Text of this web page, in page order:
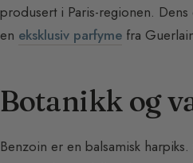
produsert i Paris-regionen.
en eksklusiv parfyme fra
Botanikk og
Benzoin er en balsamisk